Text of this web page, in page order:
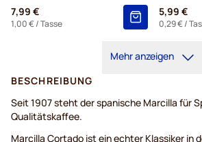
7,99 €
1,00 €/ Tasse
5,99 €
0,29 €/
Mehr anzeigen
BESCHREIBUNG
Seit 1907 steht der spanische Marcilla für
Qualitätskaffee.
Marcilla Cortado ist ein echter Klassiker in